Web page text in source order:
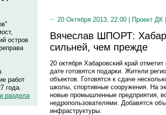
остров
работ
года.
раздела
20 Октября 2013, 22:00 | Проект ДК
Вячеслав ШПОРТ:
сильней, чем прежде
20 октября Хабаровский край
дате готовятся подарки. Жители
объектов. Готовятся к сдаче
школы, спортивные сооружения. На
новые промышленные предприятия,
недропользователями. Добавятся
инфраструктуры.